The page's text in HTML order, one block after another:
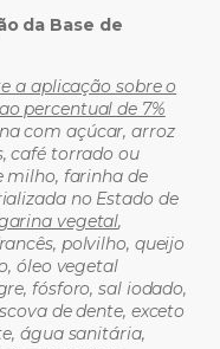
da Base de
a aplicação sobre o
percentual de 7%
com açúcar, arroz
café torrado ou
milho, farinha de
no Estado de
vegetal,
polvilho, queijo
óleo vegetal
fósforo, sal iodado,
de dente, exceto
água sanitária,